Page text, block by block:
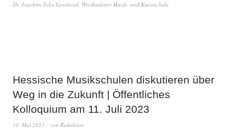
Dr. Joachim-Felix Leonhard, Wiesbadener Musik- und Kunstschule
Hessische Musikschulen diskutieren über
Weg in die Zukunft | Öffentliches
Kolloquium am 11. Juli 2023
10. Mai 2023 von Redaktion